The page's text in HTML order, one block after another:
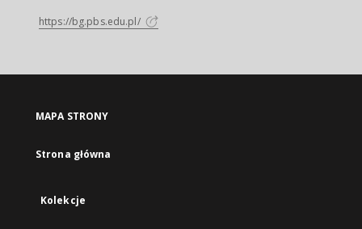
https://bg.pbs.edu.pl/
MAPA STRONY
Strona główna
Kolekcje